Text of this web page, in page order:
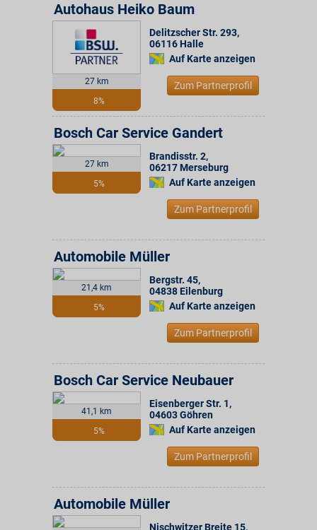
27 km
8%
Autohaus Heiko Baum
Delitzscher Str. 293,
06116 Halle
Auf Karte anzeigen
Zum Partnerprofil
27 km
5%
Bosch Car Service Gandert
Brandisstr. 2,
06217 Merseburg
Auf Karte anzeigen
Zum Partnerprofil
21,4 km
5%
Automobile Müller
Bergstr. 45,
04838 Eilenburg
Auf Karte anzeigen
Zum Partnerprofil
41,1 km
5%
Bosch Car Service Neubauer
Eisenberger Str. 1,
04603Göhren
Auf Karte anzeigen
Zum Partnerprofil
Automobile Müller
Nischwitzer Breite 15,